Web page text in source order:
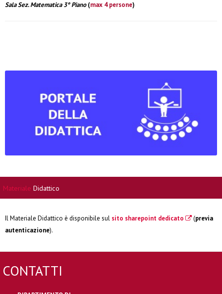
Sala Sez. Matematica 3° Piano(max 4 persone)
Materiale Didattico
Il Materiale Didattico è disponibile sul sito sharepoint dedicato (previa
autenticazione).
CONTATTI